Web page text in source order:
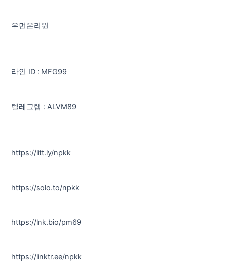
우먼온리원
라인 ID : MFG99
텔레그램 : ALVM89
https://litt.ly/npkk
https://solo.to/npkk
https://lnk.bio/pm69
https://linktr.ee/npkk